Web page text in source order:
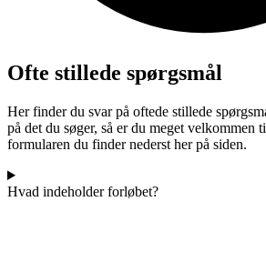
Ofte stillede spørgsmål
Her finder du svar på oftede stillede
på det du søger, så er du meget velkommen
formularen du finder nederst her på siden.
Hvad indeholder forløbet?